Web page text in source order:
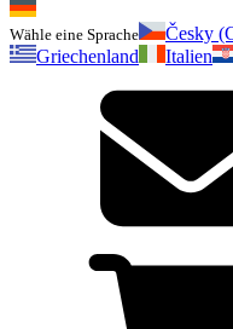
Wähle eine Sprache Česky
Griechenland
Italien